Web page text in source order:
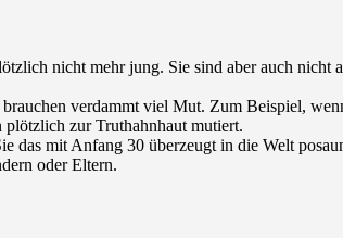
nicht mehr jung. Sie sind aber auch nicht
verdammt viel Mut. Zum Beispiel,
plötzlich zur Truthahnhaut mutiert.
mit Anfang 30 überzeugt in die Welt
oder Eltern.